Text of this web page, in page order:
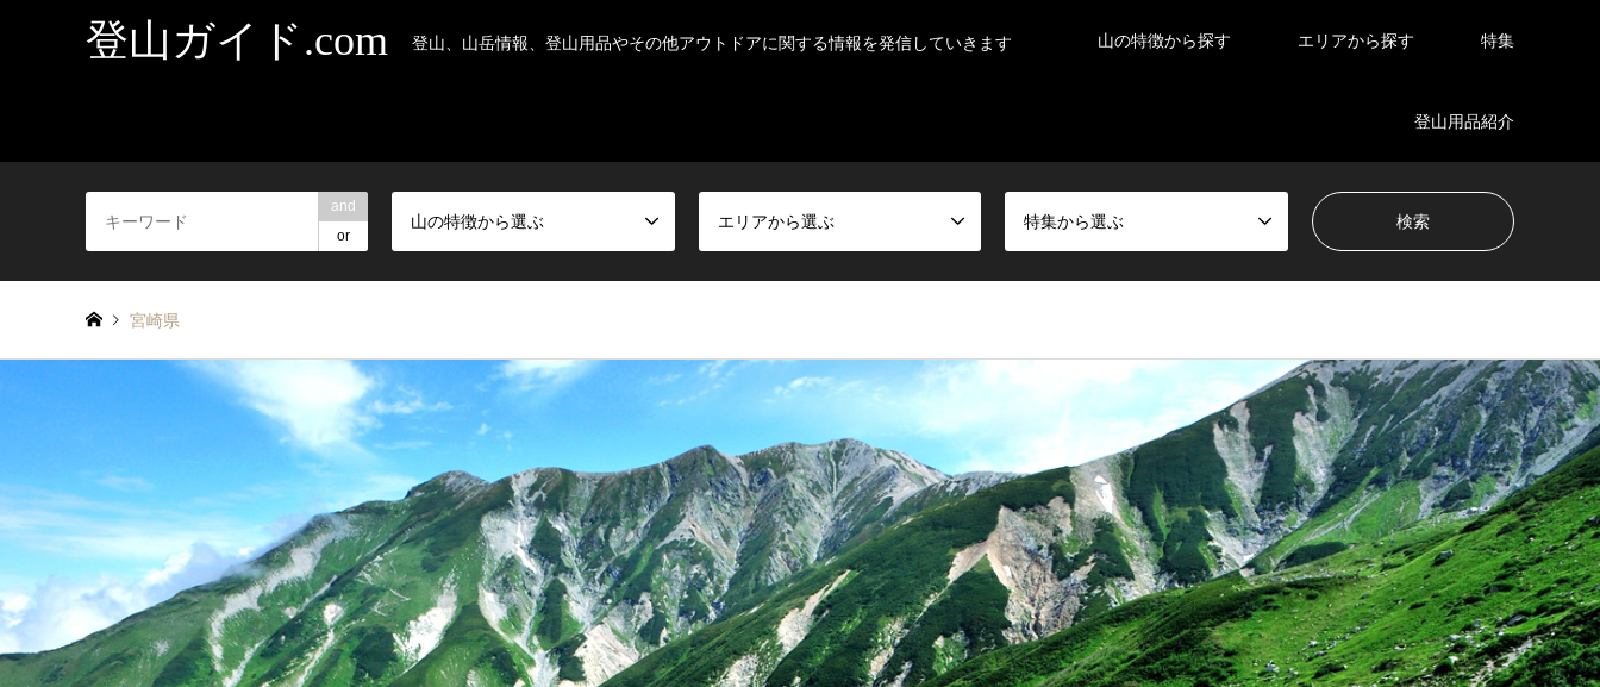
登山ガイド.com 登山、山岳情報、登山用品やその他アウトドアに関する情報を発信していきます 山の特徴から探す エリアから探す 特集
登山用品紹介
and
or
山の特徴から選ぶ エリアから選ぶ 特集から選ぶ
宮崎県